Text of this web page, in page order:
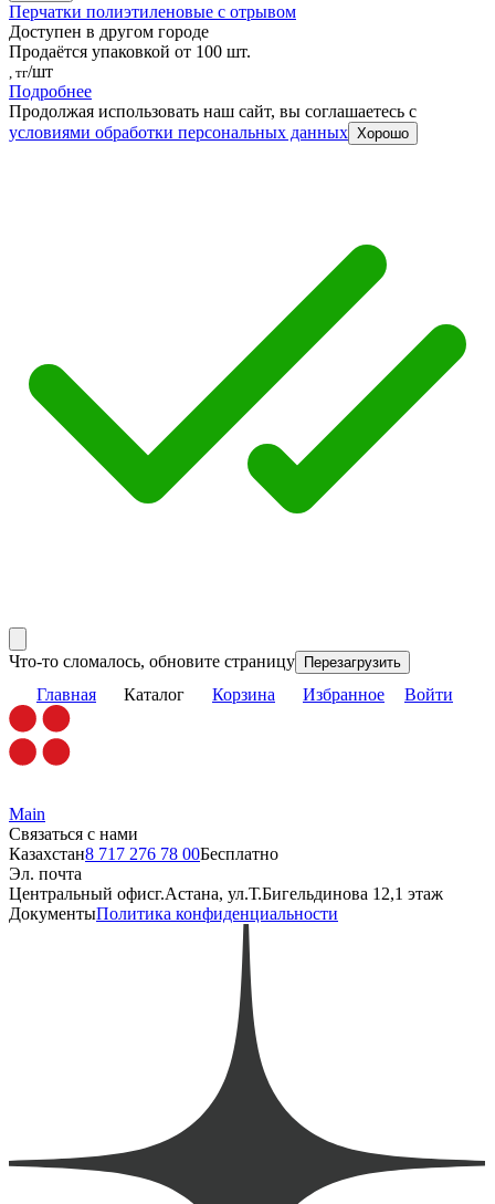
Перчатки полиэтиленовые с отрывом
Доступен в другом городе
Продаётся упаковкой от 100 шт.
, тг/шт
Подробнее
Продолжая использовать наш сайт, вы соглашаетесь c
условиями обработки персональных данных Хорошо
Что-то сломалось, обновите страницу Перезагрузить
Главная Каталог Корзина Избранное Войти
Main
Связаться с нами
Казахстан8 717 276 78 00Бесплатно
Эл. почта
Центральный офисг.Астана, ул.Т.Бигельдинова 12,1 этаж
ДокументыПолитика конфиденциальности